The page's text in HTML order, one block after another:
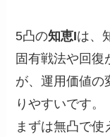
5凸の知恵Iは、
固有戦法や回復
が、運用価値の
りやすいです。
まずは無凸で使